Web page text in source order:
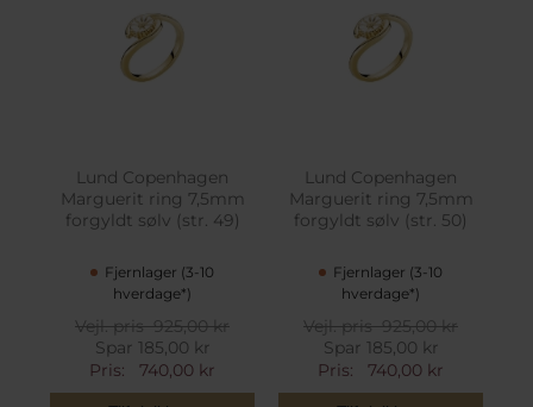
Lund Copenhagen
Marguerit ring 7,5mm
forgyldt sølv (str. 49)
Fjernlager (3-10
hverdage*)
Vejl. pris925,00 kr
Spar 185,00 kr
Pris:
740,00 kr
Lund Copenhagen
Marguerit ring 7,5mm
forgyldt sølv (str. 50)
Fjernlager (3-10
hverdage*)
Vejl. pris925,00 kr
Spar 185,00 kr
Pris:
740,00 kr